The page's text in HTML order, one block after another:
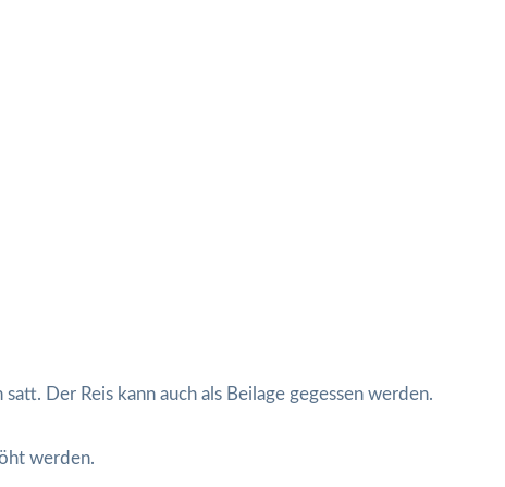
Der Reis kann auch als Beilage gegessen werden.
werden.